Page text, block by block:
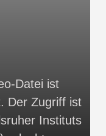
Datei ist
Der Zugriff ist
Instituts